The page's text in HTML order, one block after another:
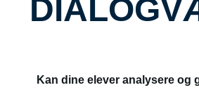
Kan dine elever